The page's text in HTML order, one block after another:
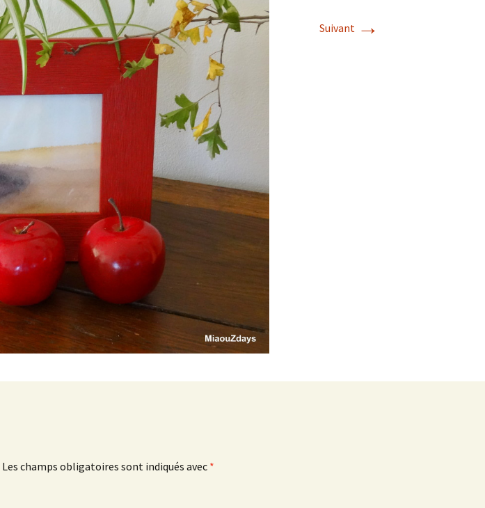
Suivant →
Les champs obligatoires sont indiqués avec *